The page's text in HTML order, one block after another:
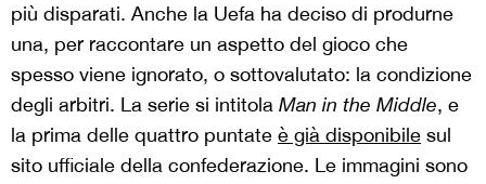
più disparati. Anche la Uefa ha deciso di produrne
una, per raccontare un aspetto del gioco che
spesso viene ignorato, o sottovalutato: la condizione
degli arbitri. La serie si intitola Man in the Middle, e
la prima delle quattro puntate è già disponibile sul
sito ufficiale della confederazione. Le immagini sono